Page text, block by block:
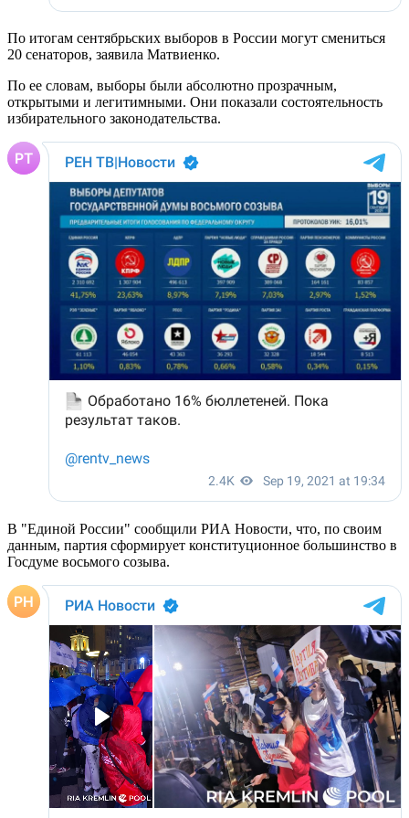
По итогам сентябрьских выборов в России могут смениться
20 сенаторов, заявила Матвиенко.
По ее словам, выборы были абсолютно прозрачным,
открытыми и легитимными. Они показали состоятельность
избирательного законодательства.
В "Единой России" сообщили РИА Новости, что, по своим
данным, партия сформирует конституционное большинство в
Госдуме восьмого созыва.